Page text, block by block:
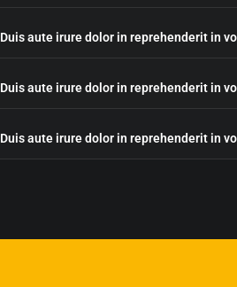
Duis aute irure dolor in reprehenderit in
Duis aute irure dolor in reprehenderit in
Duis aute irure dolor in reprehenderit in